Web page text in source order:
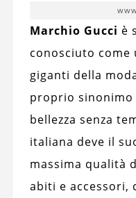
Marchio Gucci è
conosciuto come
giganti della
proprio sinonimo
bellezza senza
italiana deve il
massima qualità
abiti e accessori,